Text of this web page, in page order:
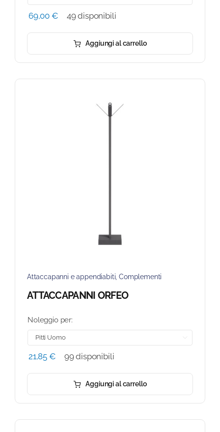
69,00 € 49 disponibili
Aggiungi al carrello
Attaccapanni e appendiabiti ,Complementi
ATTACCAPANNI ORFEO
Noleggio per:
21,85 € 99 disponibili
Aggiungi al carrello